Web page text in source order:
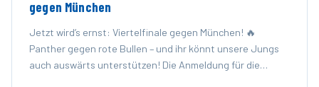
gegen München
Jetzt wird’s ernst: Viertelfinale gegen München! 🔥
Panther gegen rote Bullen – und ihr könnt unsere Jungs
auch auswärts unterstützen! Die Anmeldung für die